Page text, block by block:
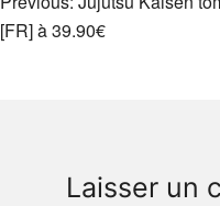
Navigation
de
[FR] à 39.90€
Laisser un